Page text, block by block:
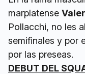
marplatense
Pollacchi, no les
semifinales y por
por las preseas.
DEBUT DEL